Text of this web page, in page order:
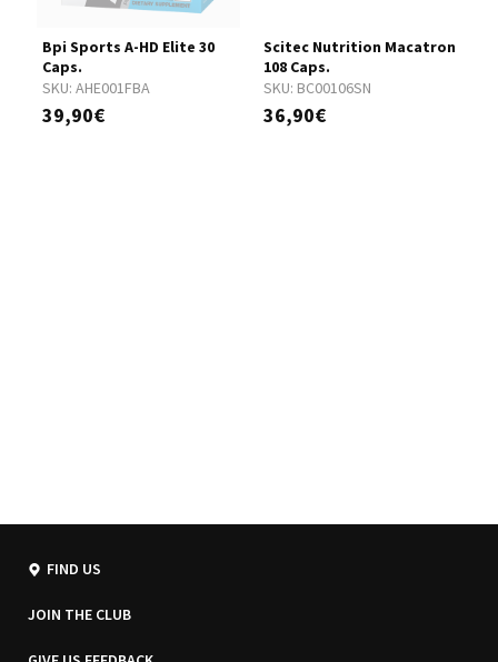
SKU: AHE001FBA
Bpi Sports A-HD Elite 30
Caps.
39,90€
SKU: BC00106SN
Scitec Nutrition Macatron
108 Caps.
36,90€
FIND US
JOIN THE CLUB